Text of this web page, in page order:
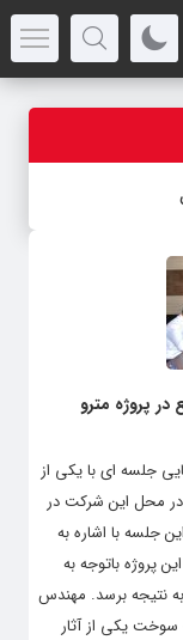
پروژه مترو
جلسه ای با یکی از
در محل این شرکت در
جلسه با اشاره به
پروژه باتوجه به
به نتیجه برسد. مهندس
سوخت یکی از آثار